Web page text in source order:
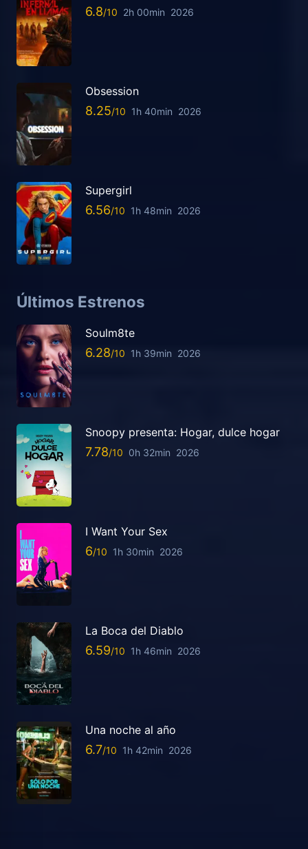
6.8 2h 00min 2026
Obsession
8.25 1h 40min 2026
Supergirl
6.56 1h 48min 2026
Últimos Estrenos
Soulm8te
6.28 1h 39min 2026
Snoopy presenta: Hogar, dulce hogar
7.78 0h 32min 2026
I Want Your Sex
6 1h 30min 2026
La Boca del Diablo
6.59 1h 46min 2026
Una noche al año
6.7 1h 42min 2026